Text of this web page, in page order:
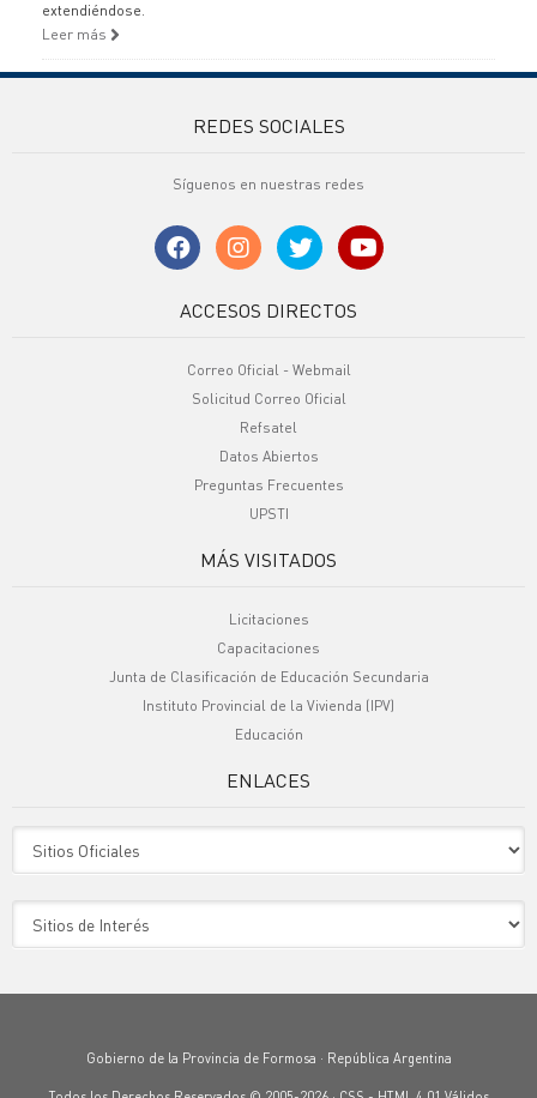
extendiéndose.
Leer más
REDES SOCIALES
Síguenos en nuestras redes
ACCESOS DIRECTOS
Correo Oficial - Webmail
Solicitud Correo Oficial
Refsatel
Datos Abiertos
Preguntas Frecuentes
UPSTI
MÁS VISITADOS
Licitaciones
Capacitaciones
Junta de Clasificación de Educación Secundaria
Instituto Provincial de la Vivienda (IPV)
Educación
ENLACES
Gobierno de la Provincia de Formosa · República Argentina